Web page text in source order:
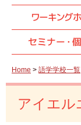
ワーキング
セミナー・
Home > 語学学校一覧
アイエル